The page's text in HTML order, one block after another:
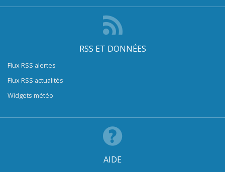
RSS ET DONNÉES
Flux RSS alertes
Flux RSS actualités
Widgets météo
AIDE